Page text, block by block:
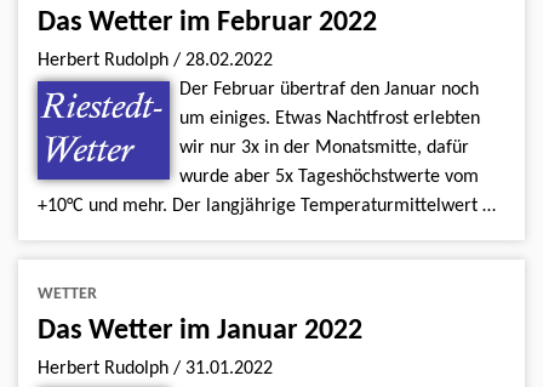
Das Wetter im Februar 2022
Herbert Rudolph / 28.02.2022
Der Februar übertraf den Januar noch
um einiges. Etwas Nachtfrost erlebten
wir nur 3x in der Monatsmitte, dafür
wurde aber 5x Tageshöchstwerte vom
+10°C und mehr. Der langjährige Temperaturmittelwert …
WETTER
Das Wetter im Januar 2022
Herbert Rudolph / 31.01.2022